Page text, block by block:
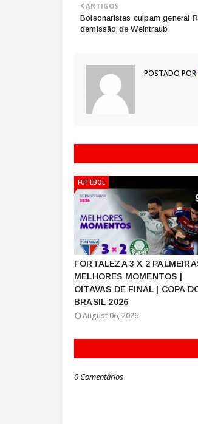
ANTIGOS
Bolsonaristas culpam general
demissão de Weintraub
POSTADO POR
FUTEBOL
FORTALEZA 3 X 2
MELHORES MOMENTOS |
OITAVAS DE FINAL | COPA
BRASIL 2026
August 06, 2026
0 Comentários